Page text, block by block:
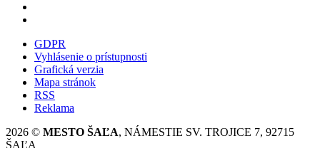
GDPR
Vyhlásenie o prístupnosti
Grafická verzia
Mapa stránok
RSS
Reklama
2026 © MESTO ŠAĽA, NÁMESTIE SV. TROJICE 7, 92715
ŠAĽA